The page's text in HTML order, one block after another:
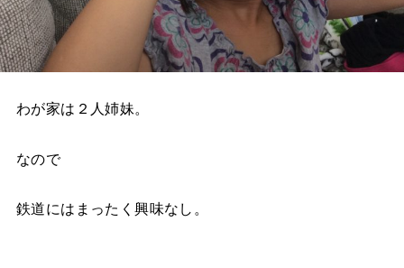
わが家は２人姉妹。
なので
鉄道にはまったく興味なし。